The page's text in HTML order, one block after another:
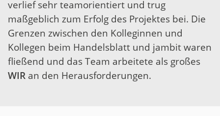
verlief sehr teamorientiert und trug
maßgeblich zum Erfolg des Projektes bei. Die
Grenzen zwischen den Kolleginnen und
Kollegen beim Handelsblatt und jambit waren
fließend und das Team arbeitete als großes
WIR an den Herausforderungen.